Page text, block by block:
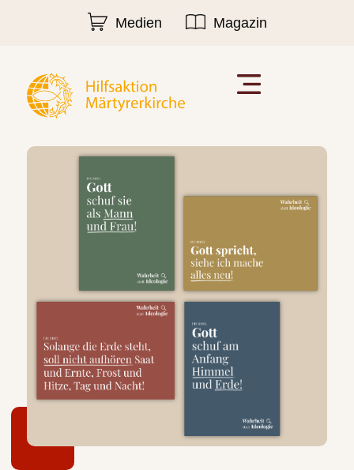
Medien Magazin